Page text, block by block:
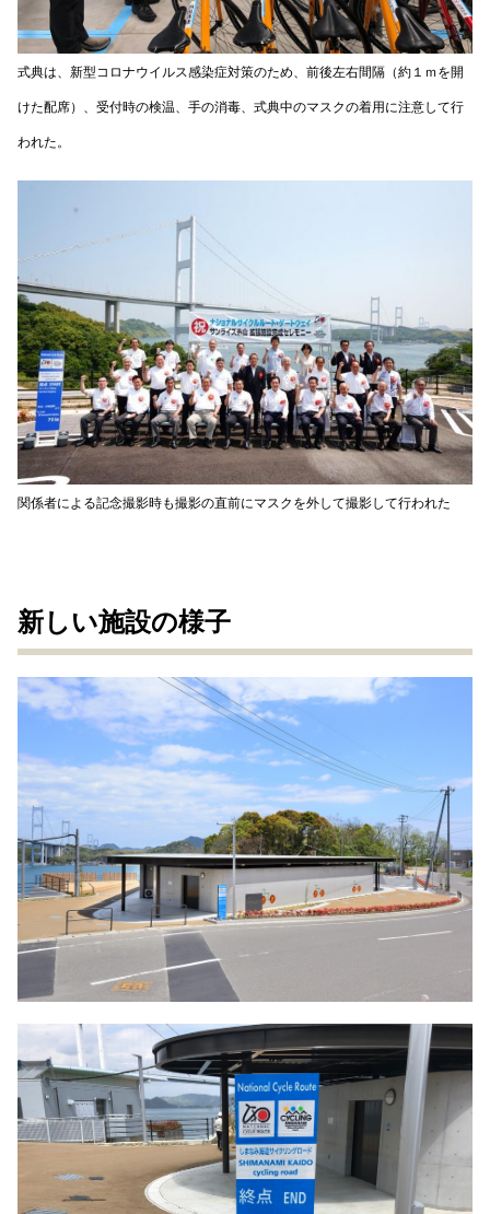
式典は、新型コロナウイルス感染症対策のため、前後左右間隔（約１ｍを開
けた配席）、受付時の検温、手の消毒、式典中のマスクの着用に注意して行
われた。
関係者による記念撮影時も撮影の直前にマスクを外して撮影して行われた
新しい施設の様子